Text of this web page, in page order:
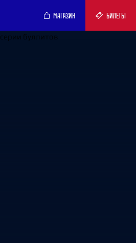
МАГАЗИН БИЛЕТЫ